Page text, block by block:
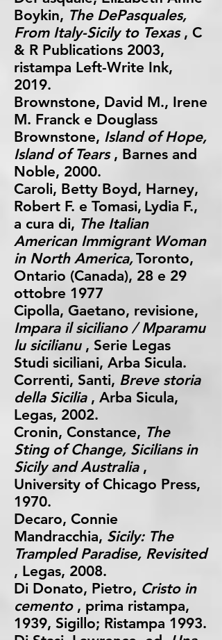
Boykin, The DePasquales,
From Italy-Sicily to Texas, C
& R Publications 2003,
ristampa Left-Write Ink,
2019.
Brownstone, David M., Irene
M. Franck e Douglass
Brownstone, Island of Hope,
Island of Tears, Barnes and
Noble, 2000.
Caroli, Betty Boyd, Harney,
Robert F. e Tomasi, Lydia F.,
a cura di, The Italian
American Immigrant Woman
in North America,Toronto,
Ontario (Canada), 28 e 29
ottobre 1977
Cipolla, Gaetano, revisione,
Impara il siciliano / Mparamu
lu sicilianu, Serie Legas
Studi siciliani, Arba Sicula.
Correnti, Santi, Breve storia
della Sicilia, Arba Sicula,
Legas, 2002.
Cronin, Constance, The
Sting of Change, Sicilians in
Sicily and Australia,
University of Chicago Press,
1970.
Decaro, Connie
Mandracchia, Sicily: The
Trampled Paradise, Revisited
, Legas, 2008.
Di Donato, Pietro, Cristo in
cemento, prima ristampa,
1939, Sigillo; Ristampa 1993.